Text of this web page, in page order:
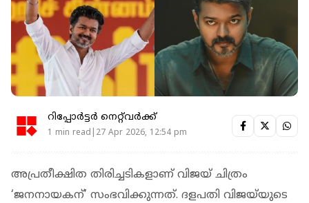
റിപ്പോർട്ടർ നെറ്റ്‌വര്‍ക്ക്‌
1 min read|27 Apr 2026, 12:54 pm
അപ്രതീക്ഷിത തിരിച്ചടികളാണ് വിജയ് ചിത്രം
‘ജനനായകന്’ സംഭവിക്കുന്നത്. ദളപതി വിജയ്‌യുടെ